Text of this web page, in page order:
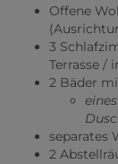
Offene
3
Terrasse /
2 Bäder
separates
2